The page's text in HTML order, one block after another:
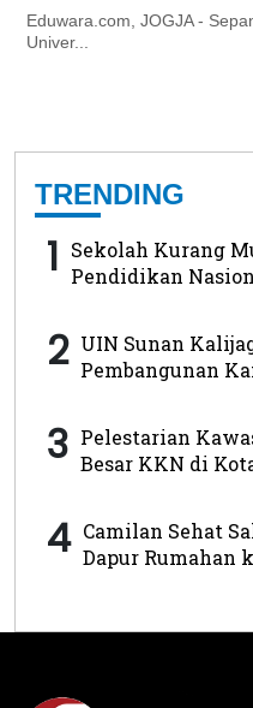
Eduwara.com, JOGJA -
Univer...
TRENDING
1 Sekolah Kurang
Pendidikan
2 UIN Sunan
Pembangunan
3 Pelestarian
Besar KKN di
4 Camilan Sehat
Dapur Rumahan